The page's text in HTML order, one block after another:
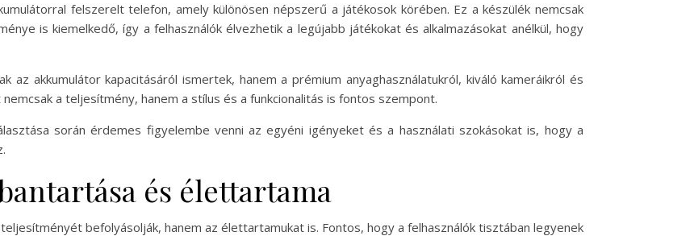
felszerelt telefon, amely különösen népszerű a játékosok körében. Ez a készülék nemcsak
is kiemelkedő, így a felhasználók élvezhetik a legújabb játékokat és alkalmazásokat anélkül, hogy
az akkumulátor kapacitásáról ismertek, hanem a prémium anyaghasználatukról, kiváló kameráikról és
a teljesítmény, hanem a stílus és a funkcionalitás is fontos szempont.
során érdemes figyelembe venni az egyéni igényeket és a használati szokásokat is, hogy a
és élettartama
befolyásolják, hanem az élettartamukat is. Fontos, hogy a felhasználók tisztában legyenek